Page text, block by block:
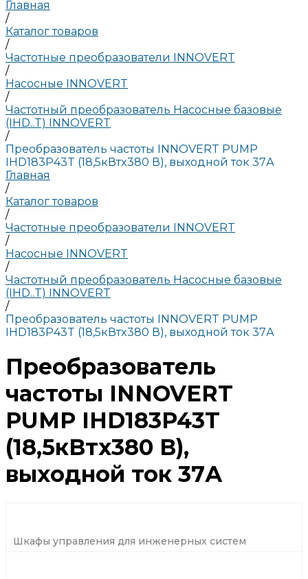
Главная
/
Каталог товаров
/
Частотные преобразователи INNOVERT
/
Насосные INNOVERT
/
Частотный преобразователь Насосные базовые
(IHD..T) INNOVERT
/
Преобразователь частоты INNOVERT PUMP
IHD183P43T (18,5кВтx380 В), выходной ток 37А
Главная
/
Каталог товаров
/
Частотные преобразователи INNOVERT
/
Насосные INNOVERT
/
Частотный преобразователь Насосные базовые
(IHD..T) INNOVERT
/
Преобразователь частоты INNOVERT PUMP
IHD183P43T (18,5кВтx380 В), выходной ток 37А
Преобразователь
частоты INNOVERT
PUMP IHD183P43T
(18,5кВтx380 В),
выходной ток 37А
Шкафы управления для инженерных систем